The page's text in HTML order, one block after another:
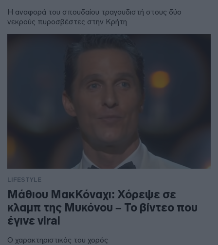
Η αναφορά του σπουδαίου τραγουδιστή στους δύο
νεκρούς πυροσβέστες στην Κρήτη
LIFESTYLE
Μάθιου ΜακΚόναχι: Χόρεψε σε
κλαμπ της Μυκόνου – Το βίντεο που
έγινε viral
Ο χαρακτηριστικός του χορός